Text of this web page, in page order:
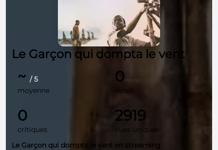
Le Garçon qui dompta le vent
~ / 5
moyenne
0
notes
0
critiques
2919
vues uniques
Le Garçon qui dompta le vent en streaming